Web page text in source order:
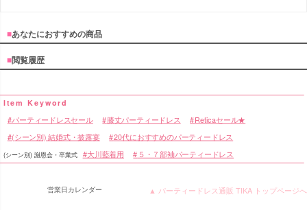
■あなたにおすすめの商品
■閲覧履歴
パーティードレスセール 膝丈パーティードレス Reticaセール★
(シーン別) 結婚式・披露宴 20代におすすめのパーティードレス
(シーン別) 謝恩会・卒業式 大川藍着用 ５・７部袖パーティードレス
▲ パーティードレス通販 TIKA トップページへ
営業日カレンダー